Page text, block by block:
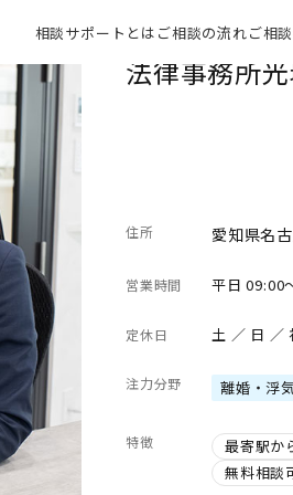
相談サポートとは ご相談の流れご相
法律事務所
住所 愛知県名
営業時間 平日 09:00
定休日 土 ／ 日 ／
注力分野 離婚・浮
特徴 最寄駅か
無料相談